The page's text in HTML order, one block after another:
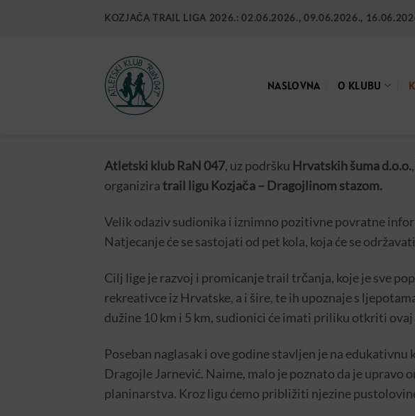
KOZJAČA TRAIL LIGA 2026.: 02.06.2026., 09.06.2026.,
NASLOVNA O KLUBU
Atletski klub RaN 047, uz podršku Hrvatskih šuma d.o.o.,
organiziratrail ligu Kozjača – Dragojlinom stazom.
Velik odaziv sudionika i iznimno pozitivne povratne
Natjecanje će se sastojati od pet kola, koja će se
Cilj lige je razvoj i promicanje trail trčanja, koje je sve
rekreativce iz Hrvatske, a i šire, te ih upoznaje s
dužine 10 km i 5 km, sudionici će imati priliku otkriti
Poseban naglasak i ove godine stavljen je na
Dragojle Jarnević. Naime, malo je poznato da je
planinarstva. Kroz ligu ćemo približiti njezine